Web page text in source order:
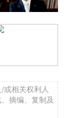
或相关权利人
摘编、复制及